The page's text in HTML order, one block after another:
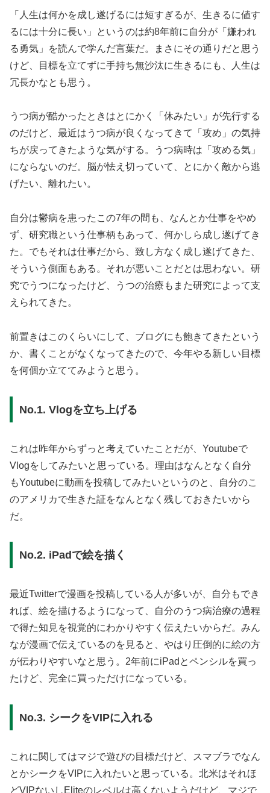
「人生は何かを成し遂げるには短すぎるが、生きるに値す
るには十分に長い」というのは約8年前に自分が「嫌われ
る勇気」を読んで学んだ言葉だ。まさにその通りだと思う
けど、目標を立てずに手持ち無沙汰に生きるにも、人生は
冗長かなとも思う。
うつ病が酷かったときはとにかく「休みたい」が先行する
のだけど、最近はうつ病が良くなってきて「攻め」の気持
ちが戻ってきたような気がする。うつ病時は「攻める気」
にならないのだ。脳が怯え切っていて、とにかく敵から逃
げたい、離れたい。
自分は鬱病を患ったこの7年の間も、なんとか仕事をやめ
ず、研究職という仕事柄もあって、何かしら成し遂げてき
た。でもそれは仕事だから、致し方なく成し遂げてきた、
そういう側面もある。それが悪いことだとは思わない。研
究でうつになったけど、うつの治療もまた研究によって支
えられてきた。
前置きはこのくらいにして、ブログにも飽きてきたという
か、書くことがなくなってきたので、今年やる新しい目標
を何個か立ててみようと思う。
No.1. Vlogを立ち上げる
これは昨年からずっと考えていたことだが、Youtubeで
Vlogをしてみたいと思っている。理由はなんとなく自分
もYoutubeに動画を投稿してみたいというのと、自分のこ
のアメリカで生きた証をなんとなく残しておきたいから
だ。
No.2. iPadで絵を描く
最近Twitterで漫画を投稿している人が多いが、自分もでき
れば、絵を描けるようになって、自分のうつ病治療の過程
で得た知見を視覚的にわかりやすく伝えたいからだ。みん
なが漫画で伝えているのを見ると、やはり圧倒的に絵の方
が伝わりやすいなと思う。2年前にiPadとペンシルを買っ
たけど、完全に買っただけになっている。
No.3. シークをVIPに入れる
これに関してはマジで遊びの目標だけど、スマブラでなん
とかシークをVIPに入れたいと思っている。北米はそれほ
どVIPないしEliteのレベルは高くないようだけど、マジで